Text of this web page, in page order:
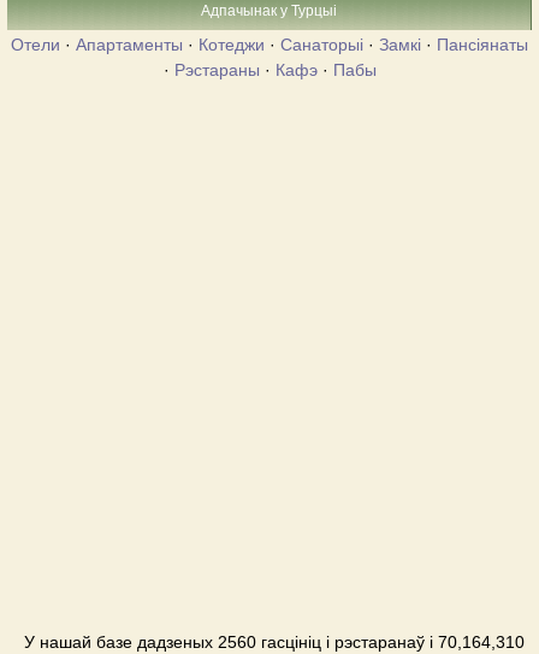
Адпачынак у Турцыі
Отели · Апартаменты · Котеджи · Санаторыі · Замкі · Пансіянаты
· Рэстараны · Кафэ· Пабы
У нашай базе дадзеных 2560 гасцініц і рэстаранаў і 70,164,310